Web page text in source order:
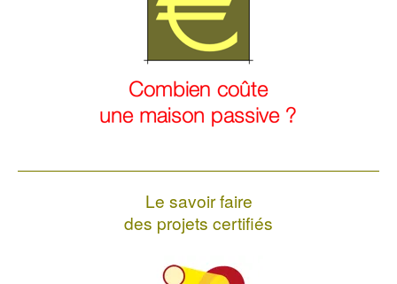
Le savoir faire
des projets certifiés